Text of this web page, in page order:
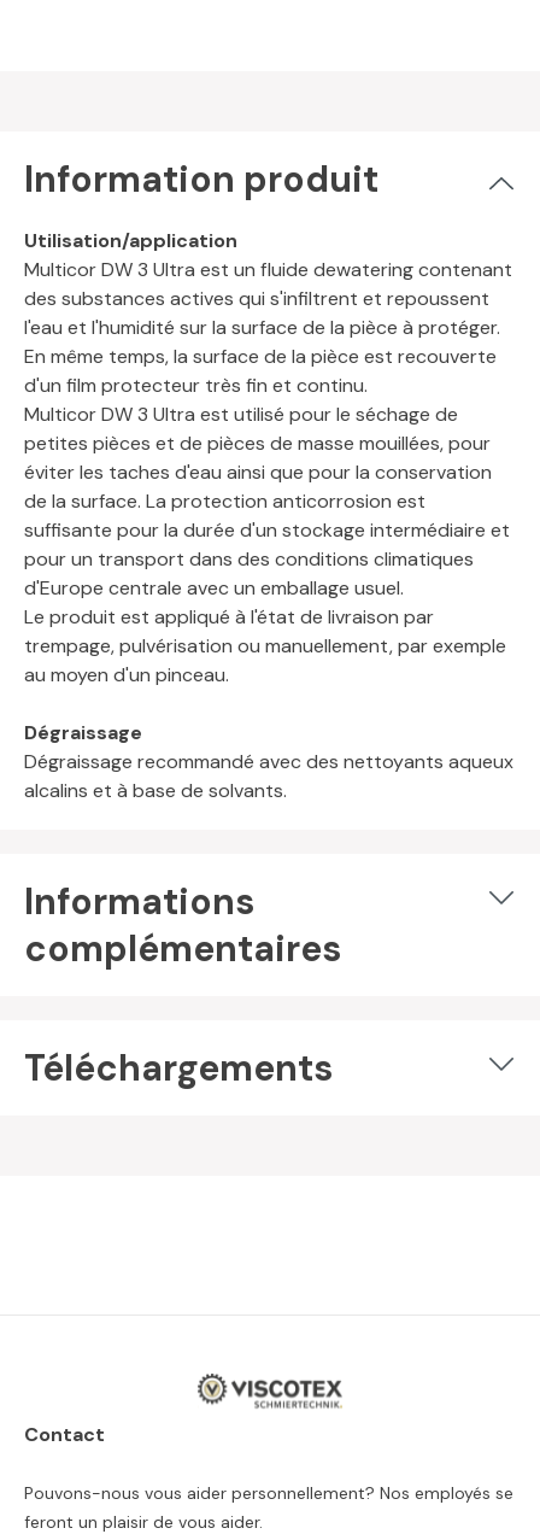
Information produit
Utilisation/application
Multicor DW 3 Ultra est un fluide dewatering contenant
des substances actives qui s'infiltrent et repoussent
l'eau et l'humidité sur la surface de la pièce à protéger.
En même temps, la surface de la pièce est recouverte
d'un film protecteur très fin et continu.
Multicor DW 3 Ultra est utilisé pour le séchage de
petites pièces et de pièces de masse mouillées, pour
éviter les taches d'eau ainsi que pour la conservation
de la surface. La protection anticorrosion est
suffisante pour la durée d'un stockage intermédiaire et
pour un transport dans des conditions climatiques
d'Europe centrale avec un emballage usuel.
Le produit est appliqué à l'état de livraison par
trempage, pulvérisation ou manuellement, par exemple
au moyen d'un pinceau.
Dégraissage
Dégraissage recommandé avec des nettoyants aqueux
alcalins et à base de solvants.
Informations
complémentaires
Téléchargements
Contact
Pouvons-nous vous aider personnellement? Nos employés se
feront un plaisir de vous aider.